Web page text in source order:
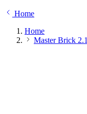
Home
Home
Master Brick 2.1